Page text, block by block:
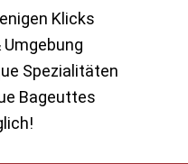
Klicks
Spezialitäten
Bageuttes